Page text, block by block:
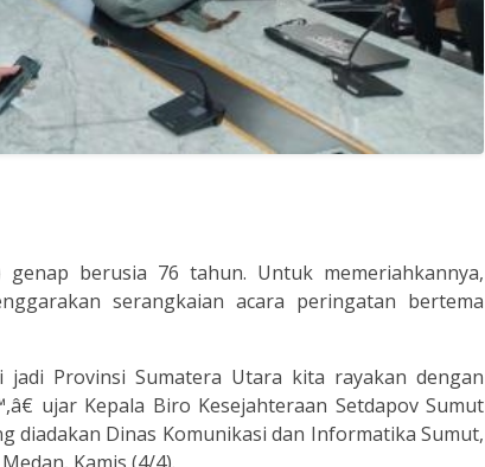
berusia 76 tahun. Untuk memeriahkannya,
serangkaian acara peringatan bertema
Provinsi Sumatera Utara kita rayakan dengan
ujar Kepala Biro Kesejahteraan Setdapov Sumut
diadakan Dinas Komunikasi dan Informatika Sumut,